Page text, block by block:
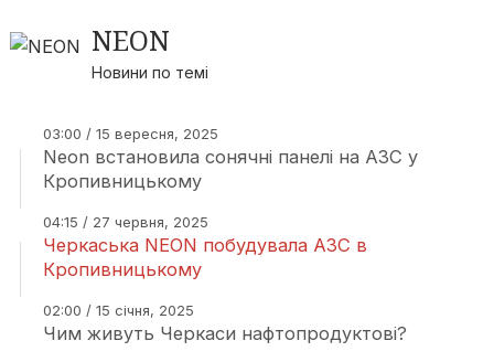
NEON
Новини по темі
03:00 / 15 вересня, 2025
Neon встановила сонячні панелі на АЗС у
Кропивницькому
04:15 / 27 червня, 2025
Черкаська NEON побудувала АЗС в
Кропивницькому
02:00 / 15 січня, 2025
Чим живуть Черкаси нафтопродуктові?